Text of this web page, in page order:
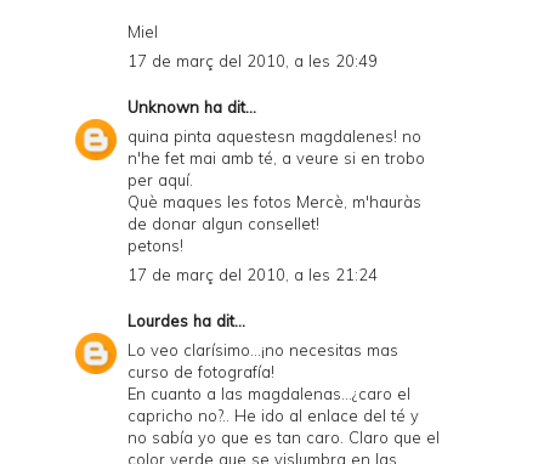
Miel
17 de març del 2010, a les 20:49
Unknown ha dit...
quina pinta aquestesn magdalenes! no
n'he fet mai amb té, a veure si en trobo
per aquí.
Què maques les fotos Mercè, m'hauràs
de donar algun consellet!
petons!
17 de març del 2010, a les 21:24
Lourdes ha dit...
Lo veo clarísimo...¡no necesitas mas
curso de fotografía!
En cuanto a las magdalenas...¿caro el
capricho no?.. He ido al enlace del té y
no sabía yo que es tan caro. Claro que el
color verde que se vislumbra en las